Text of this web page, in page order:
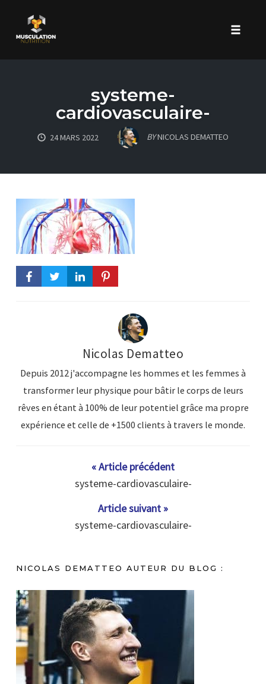
systeme-
cardiovasculaire-
24 MARS 2022 BYNICOLAS DEMATTEO
Nicolas Dematteo
Depuis 2012 j'accompagne les hommes et les femmes à
transformer leur physique pour bâtir le corps de leurs
rêves en étant à 100% de leur potentiel grâce ma propre
expérience et celle de +1500 clients à travers le monde.
« Article précédent
systeme-cardiovasculaire-
Article suivant »
systeme-cardiovasculaire-
NICOLAS DEMATTEO AUTEUR DU BLOG :